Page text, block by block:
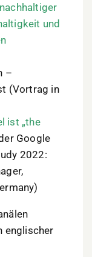
und
–
(Vortrag in
ist „the
Google
2022:
englischer